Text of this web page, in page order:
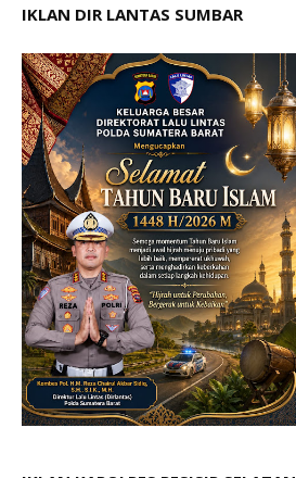
IKLAN DIR LANTAS SUMBAR